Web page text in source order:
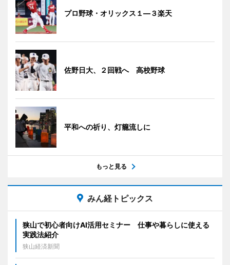
プロ野球・オリックス１―３楽天
佐野日大、２回戦へ 高校野球
平和への祈り、灯籠流しに
もっと見る
みん経トピックス
狭山で初心者向けAI活用セミナー 仕事や暮らしに使える
実践法紹介
狭山経済新聞